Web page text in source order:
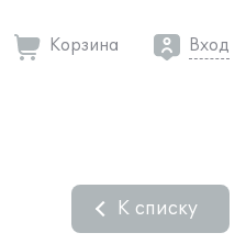
Корзина Вход
К списку